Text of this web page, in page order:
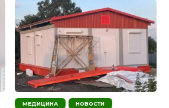
МЕДИЦИНА НОВОСТИ